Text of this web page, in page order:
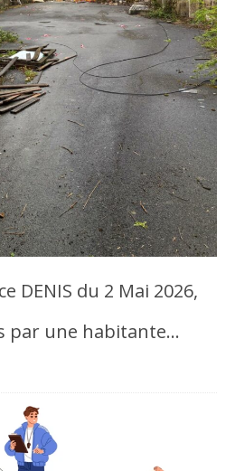
DENIS du 2 Mai 2026,
par une habitante…